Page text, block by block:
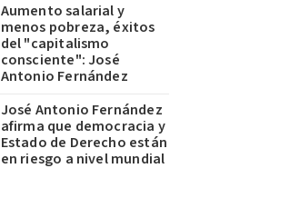
Aumento salarial y
menos pobreza, éxitos
del "capitalismo
consciente": José
Antonio Fernández
José Antonio Fernández
afirma que democracia y
Estado de Derecho están
en riesgo a nivel mundial